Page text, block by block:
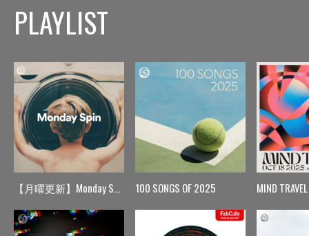
PLAYLIST
【月曜更新】Monday Spin 100 SONGS OF 2025 MIND TRAVEL